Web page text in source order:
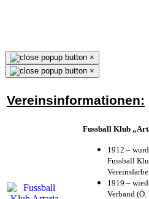
×
×
Vereinsinformationen:
Fussball Klub
1912 –
Fussball
1919 –
Verband (Ö.